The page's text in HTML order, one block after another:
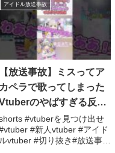
アイドル放送事故
【放送事故】ミスってア
カペラで歌ってしまった
のやばすぎる反応
#vtuberを見つけ
せ #vtuber #新人
#アイドルvtuber
#vtuberを見つけ出せ
#新人vtuber #アイド
ルvtuber #切り抜き#放送事